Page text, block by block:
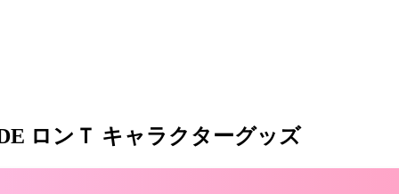
ロンＴ キャラクターグッズ